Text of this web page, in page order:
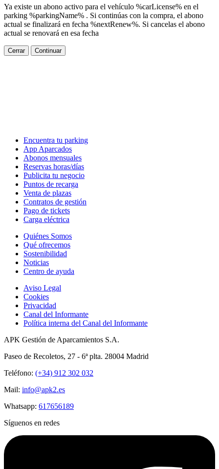
Ya existe un abono activo para el vehículo %carLicense% en el
parking %parkingName% . Si continúas con la compra, el abono
actual se finalizará en fecha %nextRenew%. Si cancelas el abono
actual se renovará en esa fecha
Cerrar Continuar
Encuentra tu parking
App Aparcados
Abonos mensuales
Reservas horas/días
Publicita tu negocio
Puntos de recarga
Venta de plazas
Contratos de gestión
Pago de tickets
Carga eléctrica
Quiénes Somos
Qué ofrecemos
Sostenibilidad
Noticias
Centro de ayuda
Aviso Legal
Cookies
Privacidad
Canal del Informante
Política interna del Canal del Informante
APK Gestión de Aparcamientos S.A.
Paseo de Recoletos, 27 - 6ª plta. 28004 Madrid
Teléfono: (+34) 912 302 032
Mail: info@apk2.es
Whatsapp: 617656189
Síguenos en redes